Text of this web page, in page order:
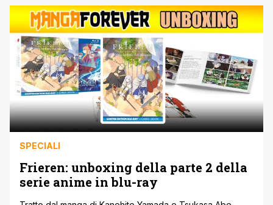
programmazione anime di quest'inverno ma ad aprile
partirà quella primaverile. A differenza della prima
stagione di Frieren, la seconda [']
SPECIALI
Frieren: unboxing della parte 2 della
serie anime in blu-ray